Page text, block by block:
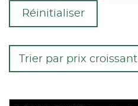
Réinitialiser
Trier par prix croissant